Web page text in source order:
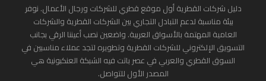
دليل شركات القطرية أول موقع قطري للشركات ورجال الأعمال. نوفر
بيئة مناسبة لدعم التبادل التجاري بين الشركات القطرية والشركات
العامية المهتمة بالأسواق العربية. واضعين نصب أعيننا الرقي بجانب
التسويق الإلكتروني للشركات القطرية وتطويره لتجد عملاء مناسبين في
السوق القطري والعربي في عصر باتت فيه الشبكة العنكبونية هي
المصدر الأول للتواصل.